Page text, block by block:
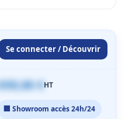
Se connecter / Découvrir
€HT
🏢 Showroom accès 24h/24